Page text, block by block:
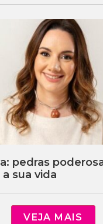
pedras
sua vida
VEJA MAIS